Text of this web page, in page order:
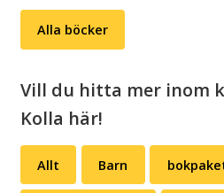
Alla böcker
Vill du hitta mer inom
Kolla här!
Allt Barn